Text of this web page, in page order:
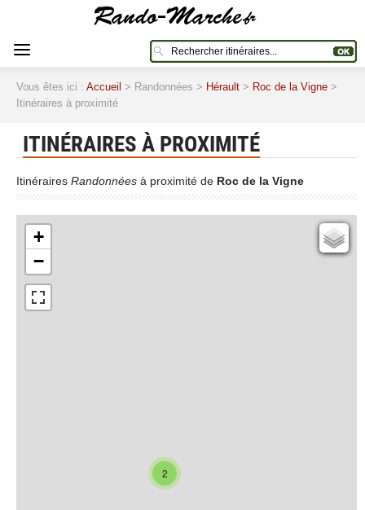
Vous êtes ici : Accueil > Randonnées > Hérault > Roc de la Vigne >
Itinéraires à proximité
ITINÉRAIRES À PROXIMITÉ
Itinéraires Randonnées à proximité de Roc de la Vigne
2
+
−